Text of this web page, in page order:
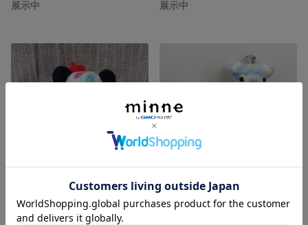
展示中 展示中
羊毛フェルトのお絵描きパンダちゃん
展示中
展示中